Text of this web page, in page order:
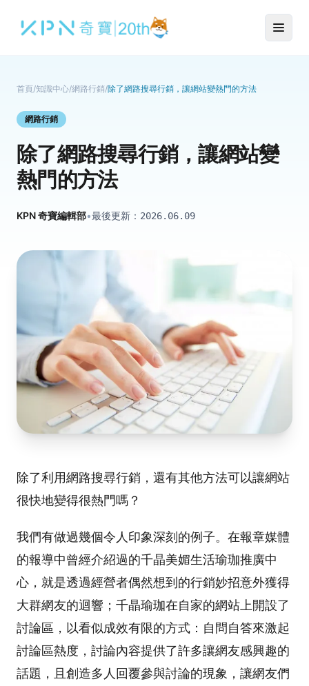
首頁/知識中心/網路行銷/除了網路搜尋行銷，讓網站變熱門的方法
網路行銷
除了網路搜尋行銷，讓網站變
熱門的方法
KPN 奇寶編輯部•最後更新： 2026.06.09
除了利用網路搜尋行銷，還有其他方法可以讓網站
很快地變得很熱門嗎？
我們有做過幾個令人印象深刻的例子。在報章媒體
的報導中曾經介紹過的千晶美媚生活瑜珈推廣中
心，就是透過經營者偶然想到的行銷妙招意外獲得
大群網友的迴響；千晶瑜珈在自家的網站上開設了
討論區，以看似成效有限的方式：自問自答來激起
討論區熱度，討論內容提供了許多讓網友感興趣的
話題，且創造多人回覆參與討論的現象，讓網友們